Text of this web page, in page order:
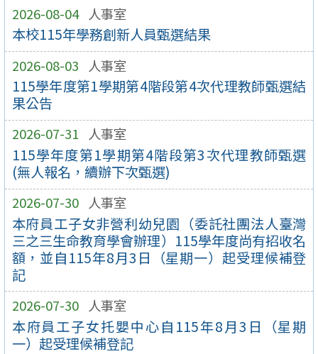
2026-08-04 人事室
本校115年學務創新人員甄選結果
2026-08-03 人事室
115學年度第1學期第4階段第4次代理教師甄選結
果公告
2026-07-31 人事室
115學年度第1學期第4階段第3次代理教師甄選
(無人報名，續辦下次甄選)
2026-07-30 人事室
本府員工子女非營利幼兒園（委託社團法人臺灣
三之三生命教育學會辦理）115學年度尚有招收名
額，並自115年8月3日（星期一）起受理候補登
記
2026-07-30 人事室
本府員工子女托嬰中心自115年8月3日（星期
一）起受理候補登記